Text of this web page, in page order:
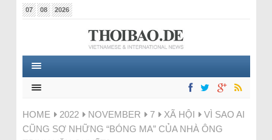
07 08 2026
HOME 2022 NOVEMBER 7 XÃ HỘI
VÌ SAO AI
CŨNG SỢ NHỮNG “BÓNG MA” CỦA NHÀ ÔNG